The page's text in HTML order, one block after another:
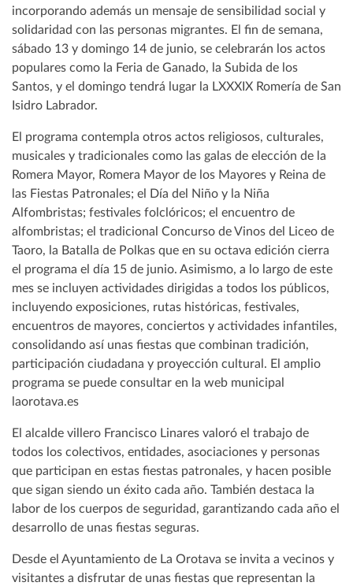
incorporando además un mensaje de sensibilidad social y
solidaridad con las personas migrantes. El fin de semana,
sábado 13 y domingo 14 de junio, se celebrarán los actos
populares como la Feria de Ganado, la Subida de los
Santos, y el domingo tendrá lugar la LXXXIX Romería de San
Isidro Labrador.
El programa contempla otros actos religiosos, culturales,
musicales y tradicionales como las galas de elección de la
Romera Mayor, Romera Mayor de los Mayores y Reina de
las Fiestas Patronales; el Día del Niño y la Niña
Alfombristas; festivales folclóricos; el encuentro de
alfombristas; el tradicional Concurso de Vinos del Liceo de
Taoro, la Batalla de Polkas que en su octava edición cierra
el programa el día 15 de junio. Asimismo, a lo largo de este
mes se incluyen actividades dirigidas a todos los públicos,
incluyendo exposiciones, rutas históricas, festivales,
encuentros de mayores, conciertos y actividades infantiles,
consolidando así unas fiestas que combinan tradición,
participación ciudadana y proyección cultural. El amplio
programa se puede consultar en la web municipal
laorotava.es
El alcalde villero Francisco Linares valoró el trabajo de
todos los colectivos, entidades, asociaciones y personas
que participan en estas fiestas patronales, y hacen posible
que sigan siendo un éxito cada año. También destaca la
labor de los cuerpos de seguridad, garantizando cada año el
desarrollo de unas fiestas seguras.
Desde el Ayuntamiento de La Orotava se invita a vecinos y
visitantes a disfrutar de unas fiestas que representan la